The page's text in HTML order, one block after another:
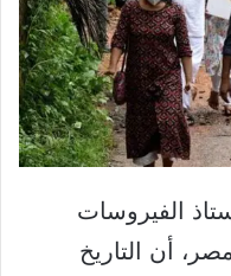
الفيروسات
أن التاريخ